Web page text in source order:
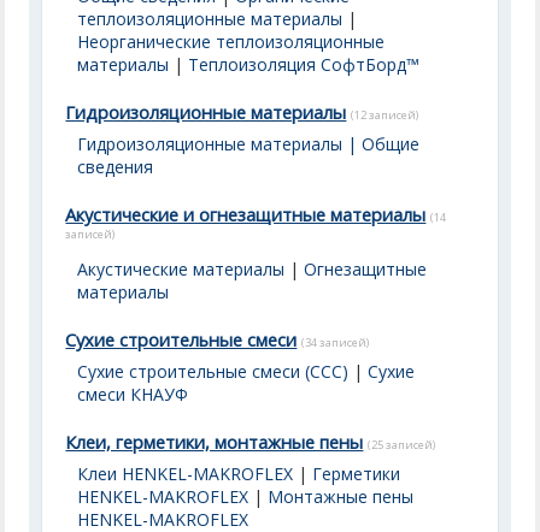
теплоизоляционные материалы |
Неорганические теплоизоляционные
материалы | Теплоизоляция СофтБорд™
Гидроизоляционные материалы (12 записей)
Гидроизоляционные материалы | Общие
сведения
Акустические и огнезащитные материалы (14
записей)
Акустические материалы |Огнезащитные
материалы
Сухие строительные смеси (34 записей)
Сухие строительные смеси (ССС) |Сухие
смеси КНАУФ
Клеи, герметики, монтажные пены (25 записей)
Клеи HENKEL-MAKROFLEX | Герметики
HENKEL-MAKROFLEX | Монтажные пены
HENKEL-MAKROFLEX